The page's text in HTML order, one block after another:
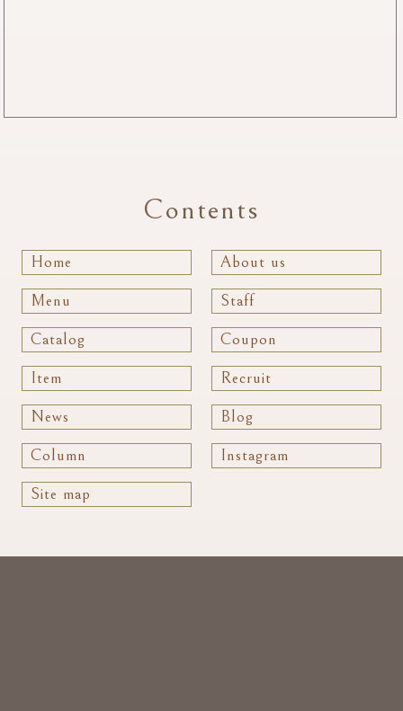
Contents
Home About us
Menu Staff
Catalog Coupon
Item Recruit
News Blog
Column Instagram
Site map